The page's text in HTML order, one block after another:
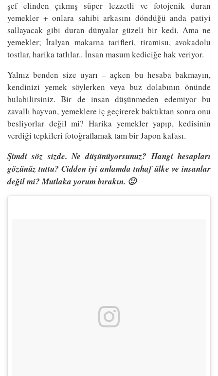
şef elinden çıkmış süper lezzetli ve fotojenik duran
yemekler + onlara sahibi arkasını döndüğü anda patiyi
sallayacak gibi duran dünyalar güzeli bir kedi. Ama ne
yemekler; İtalyan makarna tarifleri, tiramisu, avokadolu
tostlar, harika tatlılar.. İnsan masum kediciğe hak veriyor.
Yalnız benden size uyarı – açken bu hesaba bakmayın,
kendinizi yemek söylerken veya buz dolabının önünde
bulabilirsiniz. Bir de insan düşünmeden edemiyor bu
zavallı hayvan, yemeklere iç geçirerek baktıktan sonra onu
besliyorlar değil mi? Harika yemekler yapıp, kedisinin
verdiği tepkileri fotoğraflamak tam bir Japon kafası.
Şimdi söz sizde. Ne düşünüyorsunuz? Hangi hesapları
gözünüz tuttu? Cidden iyi anlamda tuhaf ülke ve insanlar
değil mi? Mutlaka yorum bırakın. 🙂